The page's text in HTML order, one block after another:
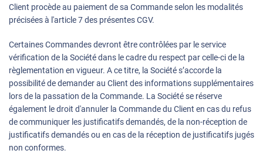
Client procède au paiement de sa Commande selon les modalités
précisées à l'article 7 des présentes CGV.
Certaines Commandes devront être contrôlées par le service
vérification de la Société dans le cadre du respect par celle-ci de la
règlementation en vigueur. A ce titre, la Société s’accorde la
possibilité de demander au Client des informations supplémentaires
lors de la passation de la Commande. La Société se réserve
également le droit d'annuler la Commande du Client en cas du refus
de communiquer les justificatifs demandés, de la non-réception de
justificatifs demandés ou en cas de la réception de justificatifs jugés
non conformes.